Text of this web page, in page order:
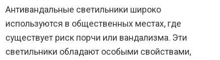
Антивандальные светильники широко
используются в общественных местах, где
существует риск порчи или вандализма. Эти
светильники обладают особыми свойствами,